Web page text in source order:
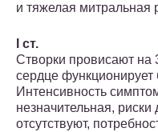
и тяжелая митральная
I ст.
Створки провисают
сердце функционирует
Интенсивность
незначительная,
отсутствуют,